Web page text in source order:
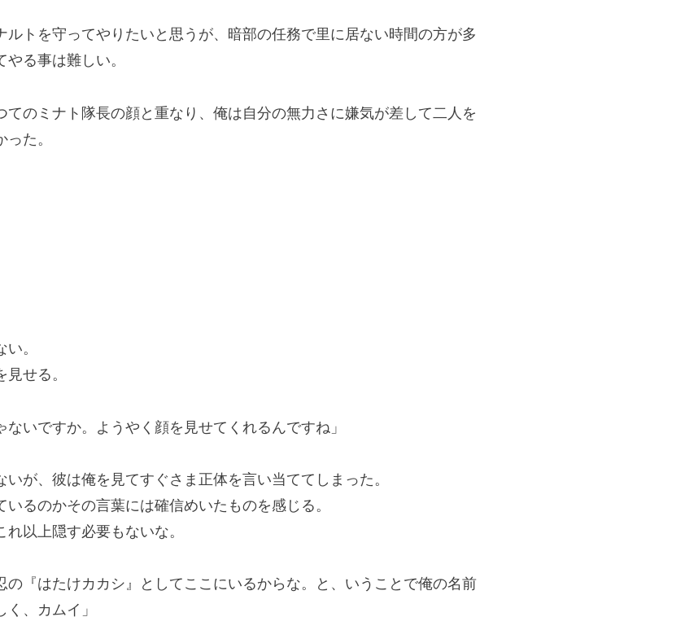
トを守ってやりたいと思うが、暗部の任務で里に居ない時間の方が多
る事は難しい。
のミナト隊長の顔と重なり、俺は自分の無力さに嫌気が差して二人を
た。
。
せる。
ないですか。ようやく顔を見せてくれるんですね」
が、彼は俺を見てすぐさま正体を言い当ててしまった。
るのかその言葉には確信めいたものを感じる。
以上隠す必要もないな。
の『はたけカカシ』としてここにいるからな。と、いうことで俺の名前
、カムイ」